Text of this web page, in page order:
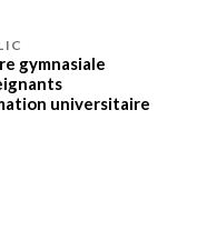
gymnasiale
universitaire